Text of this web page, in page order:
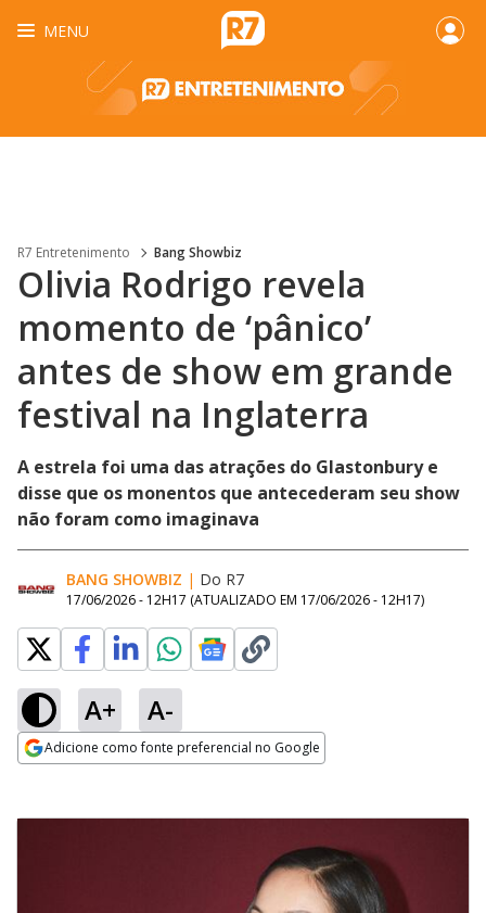
MENU
R7 Entretenimento Bang Showbiz
Olivia Rodrigo revela
momento de ‘pânico’
antes de show em grande
festival na Inglaterra
A estrela foi uma das atrações do Glastonbury e
disse que os monentos que antecederam seu show
não foram como imaginava
BANG SHOWBIZ | Do R7
17/06/2026 - 12H17 (ATUALIZADO EM 17/06/2026 - 12H17)
A+ A-
Adicione como fonte preferencial no Google